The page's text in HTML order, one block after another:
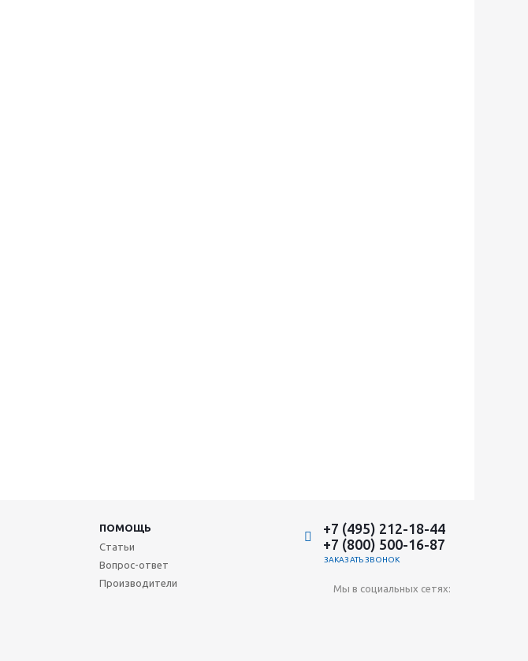
ПОМОЩЬ
Статьи
Вопрос-ответ
Производители
+7 (495) 212-18-44
+7 (800) 500-16-87
ЗАКАЗАТЬ ЗВОНОК
Мы в социальных сетях: